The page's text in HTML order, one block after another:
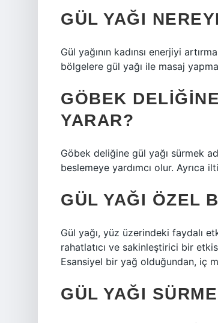
GÜL YAĞI
Gül yağının kadınsı enerjiyi
bölgelere gül yağı ile masaj
GÖBEK
YARAR?
Göbek deliğine gül yağı sürmek
beslemeye yardımcı olur. Ayrıca
GÜL YAĞI ÖZEL
Gül yağı, yüz üzerindeki faydalı
rahatlatıcı ve sakinleştirici bir
Esansiyel bir yağ olduğundan, iç
GÜL YAĞI